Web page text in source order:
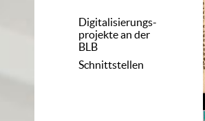
Digitalisierungs-
projekte an der
BLB
Schnittstellen